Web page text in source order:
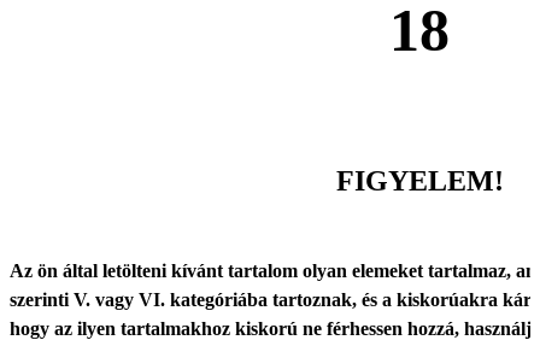
18
FIGYELEM!
Az ön által letölteni kívánt tartalom olyan elemeket tartalmaz,
szerinti V. vagy VI. kategóriába tartoznak, és a kiskorúakra
hogy az ilyen tartalmakhoz kiskorú ne férhessen hozzá,